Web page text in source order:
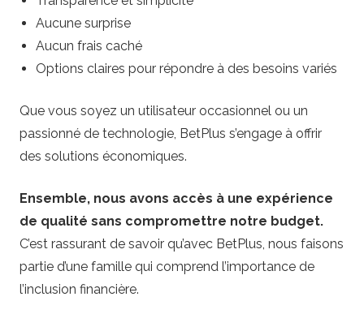
Aucune surprise
Aucun frais caché
Options claires pour répondre à des besoins variés
Que vous soyez un utilisateur occasionnel ou un
passionné de technologie, BetPlus s’engage à offrir
des solutions économiques.
Ensemble, nous avons accès à une expérience
de qualité sans compromettre notre budget.
C’est rassurant de savoir qu’avec BetPlus, nous faisons
partie d’une famille qui comprend l’importance de
l’inclusion financière.